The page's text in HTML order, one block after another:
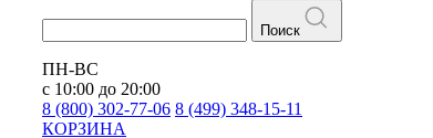
Поиск
ПН-ВС
с 10:00 до 20:00
8 (800) 302-77-06 8 (499) 348-15-11
КОРЗИНА